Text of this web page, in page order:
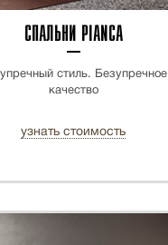
СПАЛЬНИ PIANCA
стиль. Безупречное
качество
узнать стоимость